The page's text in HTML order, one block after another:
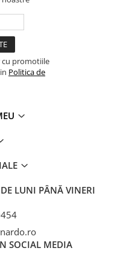
cu promotiile
Politica de
LUNI PÂNĂ VINERI
SOCIAL MEDIA